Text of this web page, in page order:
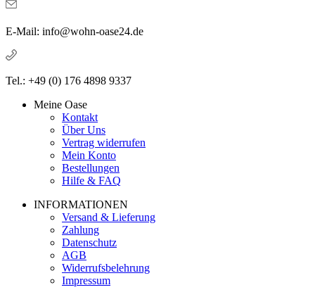
E-Mail: info@wohn-oase24.de
Tel.: +49 (0) 176 4898 9337
Meine Oase
Kontakt
Über Uns
Vertrag widerrufen
Mein Konto
Bestellungen
Hilfe & FAQ
INFORMATIONEN
Versand & Lieferung
Zahlung
Datenschutz
AGB
Widerrufsbelehrung
Impressum